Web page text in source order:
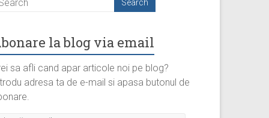
la blog via email
sa afli cand apar articole noi pe blog?
adresa ta de e-mail si apasa butonul de